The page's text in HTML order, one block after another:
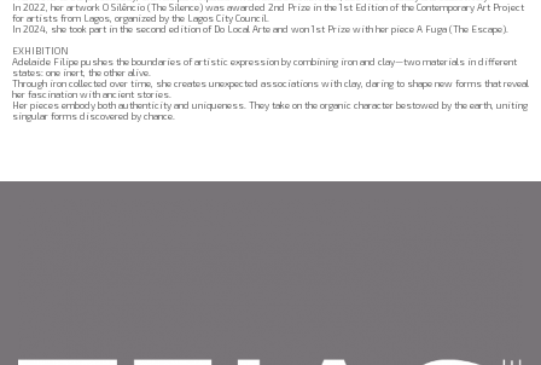
In 2022, her artwork O Silêncio (The Silence) was awarded 2nd Prize in the 1st Edition of the Contemporary Art Project
for artists from Lagos, organized by the Lagos City Council.
In 2024, she took part in the second edition of Do Local Arte and won 1st Prize with her piece A Fuga (The Escape).
EXHIBITION
Adelaide Filipe pushes the boundaries of artistic expression by combining iron and clay—two materials in different
states: one inert, the other alive.
Through iron collected over time, she creates unexpected associations with clay, daring to shape new forms that reveal
her fascination with ancient stories.
Her pieces embody both authenticity and uniqueness. They take on the organic character bestowed by the earth, uniting
singular forms discovered by chance.